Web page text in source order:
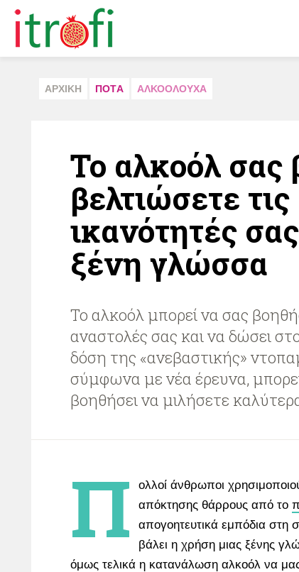
ΑΡΧΙΚΗ ΠΟΤA ΑΛΚΟΟΛΟΥΧΑ
Το αλκοόλ σας
βελτιώσετε τις
ικανότητές
ξένη γλώσσα
Το αλκοόλ μπορεί να σας
αναστολές σας και να δώσει
δόση της «ανεβαστικής»
σύμφωνα με νέα έρευνα,
βοηθήσει να μιλήσετε
Π
ολλοί άνθρωποι
απόκτησης θάρρους από το
απογοητευτικά εμπόδια στη
βάλει η χρήση μιας ξένης
όμως τελικά η κατανάλωση αλκοόλ να